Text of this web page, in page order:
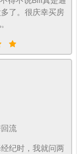
了。很庆幸买房
流
纪时，我就问两